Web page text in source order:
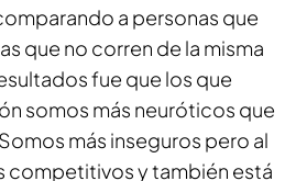
a personas que
que no corren de la misma
fue que los que
somos más neuróticos que
más inseguros pero al
competitivos y también está